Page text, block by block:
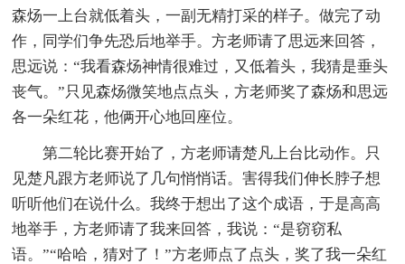
森炀一上台就低着头，一副无精打采的样子。做完了动
作，同学们争先恐后地举手。方老师请了思远来回答，
思远说：“我看森炀神情很难过，又低着头，我猜是垂头
丧气。”只见森炀微笑地点点头，方老师奖了森炀和思远
各一朵红花，他俩开心地回座位。
第二轮比赛开始了，方老师请楚凡上台比动作。只
见楚凡跟方老师说了几句悄悄话。害得我们伸长脖子想
听听他们在说什么。我终于想出了这个成语，于是高高
地举手，方老师请了我来回答，我说：“是窃窃私
语。”“哈哈，猜对了！”方老师点了点头，奖了我一朵红